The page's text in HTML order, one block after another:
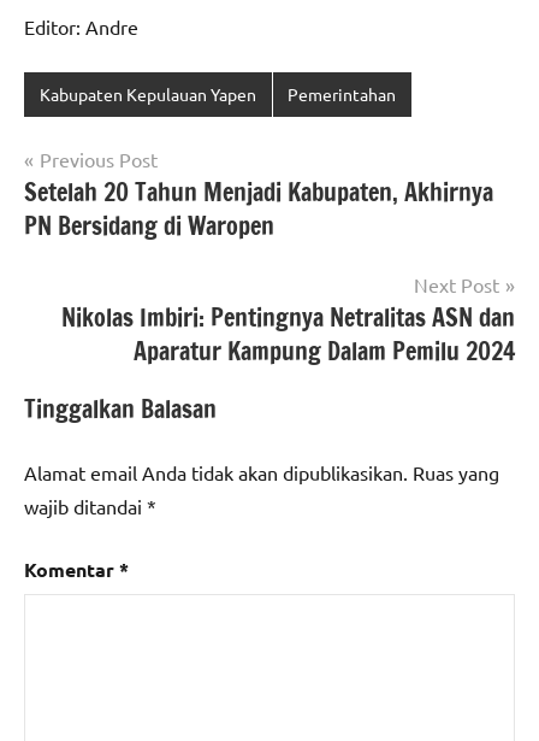
Editor: Andre
Kabupaten Kepulauan Yapen Pemerintahan
Navigasi
pos
Previous Post
Setelah 20 Tahun Menjadi Kabupaten, Akhirnya
PN Bersidang di Waropen
Next Post
Nikolas Imbiri: Pentingnya Netralitas ASN dan
Aparatur Kampung Dalam Pemilu 2024
Tinggalkan Balasan
Alamat email Anda tidak akan dipublikasikan. Ruas yang
wajib ditandai *
Komentar*